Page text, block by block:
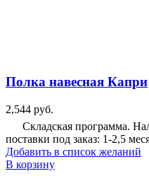
Полка навесная Капри
2,544 руб.
Складская программа.
поставки под заказ: 1-2,5
Добавить в список желаний
В корзину